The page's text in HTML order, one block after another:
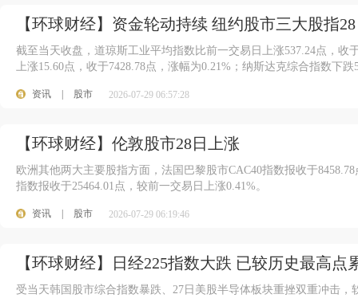
【环球财经】资金轮动持续 纽约股市三大股指
截至当天收盘，道琼斯工业平均指数比前一交易日上涨537.24点，收
上涨15.60点，收于7428.78点，涨幅为0.21%；纳斯达克综合指数下
资讯 股市 2026-07-29 06:57:28
【环球财经】伦敦股市28日上涨
欧洲其他两大主要股指方面，法国巴黎股市CAC40指数报收于
指数报收于25464.01点，较前一交易日上涨0.41%。
资讯 股市 2026-07-29 06:19:46
【环球财经】日经225指数大跌 已较历史最高点
受当天韩国股市综合指数暴跌、27日美股半导体板块重挫双重冲击